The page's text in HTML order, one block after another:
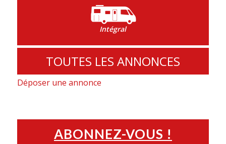
Intégral
TOUTES LES ANNONCES
Déposer une annonce
ABONNEZ-VOUS !